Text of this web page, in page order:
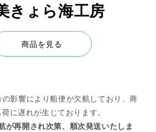
きょら海工房
商品を見る
影響により船便が欠航しており、商
に遅れが生じております。
が再開され次第、順次発送いたしま